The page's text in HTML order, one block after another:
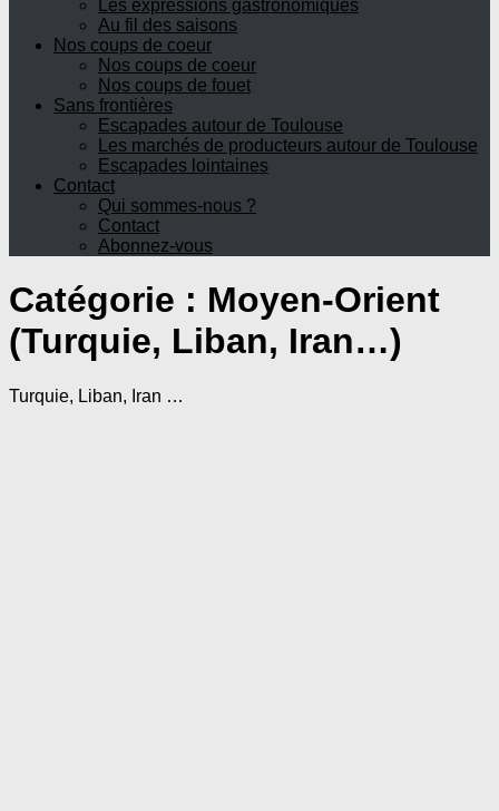
Les expressions gastronomiques
Au fil des saisons
Nos coups de coeur
Nos coups de coeur
Nos coups de fouet
Sans frontières
Escapades autour de Toulouse
Les marchés de producteurs autour de Toulouse
Escapades lointaines
Contact
Qui sommes-nous ?
Contact
Abonnez-vous
Catégorie : Moyen-Orient
(Turquie, Liban, Iran…)
Turquie, Liban, Iran …